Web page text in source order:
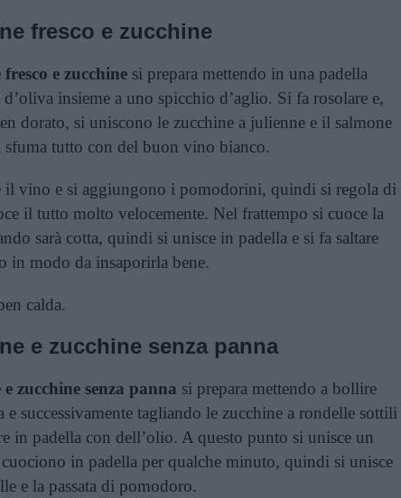
fresco e zucchine
e zucchine si prepara mettendo in una padella
insieme a uno spicchio d’aglio. Si fa rosolare e,
dorato, si uniscono le zucchine a julienne e il salmone
tutto con del buon vino bianco.
il vino e si aggiungono i pomodorini, quindi si regola di
il tutto molto velocemente. Nel frattempo si cuoce la
sarà cotta, quindi si unisce in padella e si fa saltare
in modo da insaporirla bene.
calda.
e zucchine senza panna
zucchine senza panna si prepara mettendo a bollire
e successivamente tagliando le zucchine a rondelle sottili
in padella con dell’olio. A questo punto si unisce un
in padella per qualche minuto, quindi si unisce
e la passata di pomodoro.